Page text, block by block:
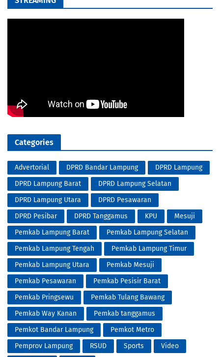
Categories
Advertorial DPRD Bandar Lampung
DPRD Lampung
DPRD Lampung Barat
DPRD Lampung Selatan
DPRD Lampung Utara
DPRD Pesawaran
DPRD Pesibar
DPRD Tanggamus KPU
Mesuji
Pemkab Lampung Barat
Pemkab Lampung Selatan
Pemkab Lampung Tengah
Pemkab Lampung Timur
Pemkab Lampung Utara
Pemkab Mesuji
Pemkab Pesawaran
Pemkab Pesisir Barat
Pemkab Pringsewu
Pemkab Tulang Bawang
Pemkab Way Kanan
Pemkab tanggamus
Pemkot Bandar Lampung
Pemkot Metro
Pemprov Lampung
RSUD Sports
Video